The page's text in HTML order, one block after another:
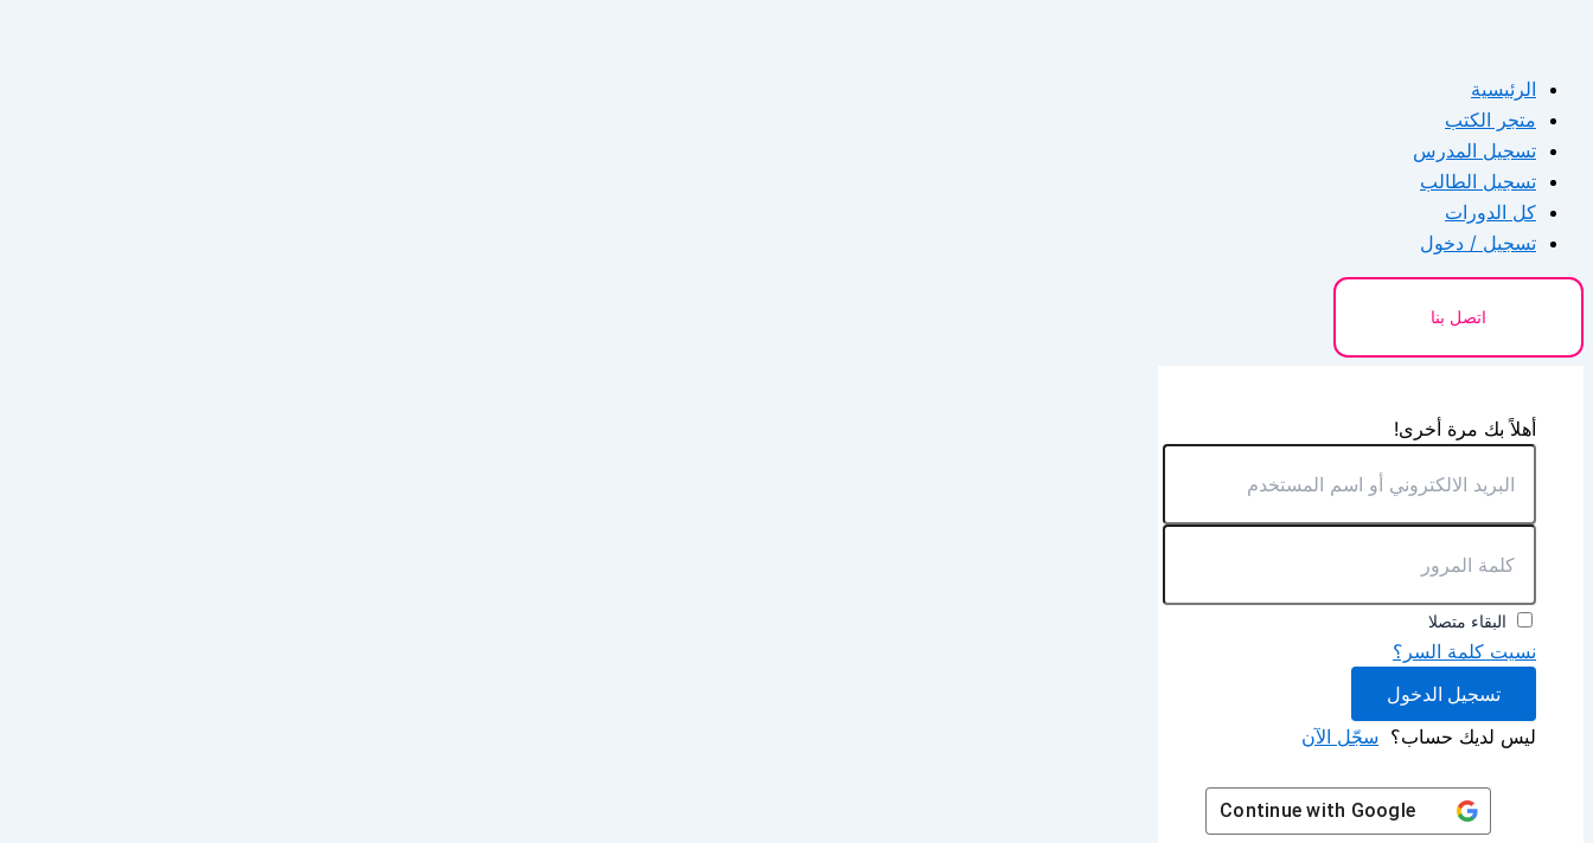
الرئيسية
متجر الكتب
تسجيل المدرس
تسجيل الطالب
كل الدورات
تسجيل / دخول
اتصل بنا
أهلاً بك مرة أخرى!
البقاء متصلا
نسيت كلمة السر؟
تسجيل الدخول
ليس لديك حساب؟ سجّل الآن
Continue with Google